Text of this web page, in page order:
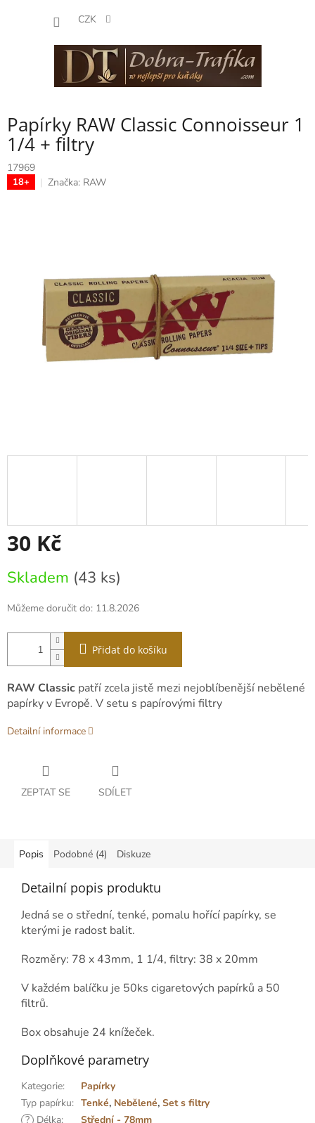
CZK
Papírky RAW Classic Connoisseur 1
1/4 + filtry
17969
18+ Značka: RAW
30 Kč
cena:
Skladem (43 ks)
Můžeme doručit do: 11.8.2026
Přidat do košíku
RAW Classic patří zcela jistě mezi nejoblíbenější nebělené
papírky v Evropě. V setu s papírovými filtry
Detailní informace
ZEPTAT SE SDÍLET
Popis Podobné (4) Diskuze
Detailní popis produktu
Jedná se o střední, tenké, pomalu hořící papírky, se
kterými je radost balit.
Rozměry: 78 x 43mm, 1 1/4, filtry: 38 x 20mm
V každém balíčku je 50ks cigaretových papírků a 50
filtrů.
Box obsahuje 24 knížeček.
Doplňkové parametry
Kategorie:
Papírky
Typ papírku: Tenké, Nebělené, Set s filtry
? Délka: Střední - 78mm